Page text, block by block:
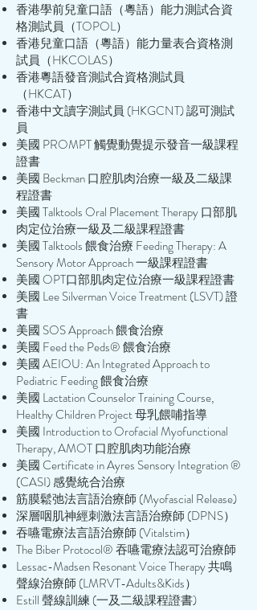
香港學前兒童口語（粵語）能力測試合資
格測試員（TOPOL）
香港兒童口語（粵語）能力量表合資格測
試員（HKCOLAS）
香港粵語發音測試合資格測試員
（HKCAT）
香港中文讀字測試員 (HKGCNT) 認可測試
員
美國 PROMPT 觸覺動覺提示發音一級課程
證書
美國 Beckman 口腔肌肉治療一級及二級課
程證書
美國 Talktools Oral Placement Therapy 口部肌
肉定位治療一級及二級課程證書
美國 Talktools 餵食治療 Feeding Therapy: A
Sensory Motor Approach 一級課程證書
美國 OPT口部肌肉定位治療一級課程證書
美國 Lee Silverman Voice Treatment (LSVT) 證
書
美國 SOS Approach 餵食治療
美國 Feed the Peds® 餵食治療
美國 AEIOU: An Integrated Approach to
Pediatric Feeding 餵食治療
美國 Lactation Counselor Training Course,
Healthy Children Project 母乳餵哺指導
美國 Introduction to Orofacial Myofunctional
Therapy, AMOT 口腔肌肉功能治療
美國 Certificate in Ayres Sensory Integration ®
(CASI) 感覺統合治療
筋膜鬆弛法言語治療師 (Myofascial Release)
深層咽肌神經刺激法言語治療師 (DPNS）
吞嚥電療法言語治療師 (Vitalstim）
The Biber Protocol®️ 吞嚥電療法認可治療師
Lessac-Madsen Resonant Voice Therapy 共鳴
聲線治療師 (LMRVT-Adults&Kids）
Estill 聲線訓練 (一及二級課程證書)